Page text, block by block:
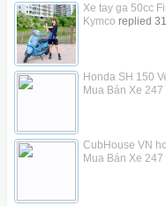
Xe tay ga 50cc
Kymco replied
Honda SH 150
Mua Bán Xe 247
CubHouse VN
Mua Bán Xe 247